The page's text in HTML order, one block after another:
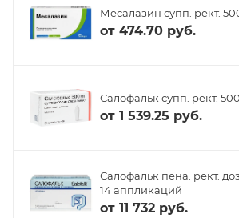
Месалазин супп. рект.
от 474.70 руб.
Салофальк супп. рект.
от 1 539.25 руб.
Салофальк пена. рект.
14 аппликаций
от 11 732 руб.